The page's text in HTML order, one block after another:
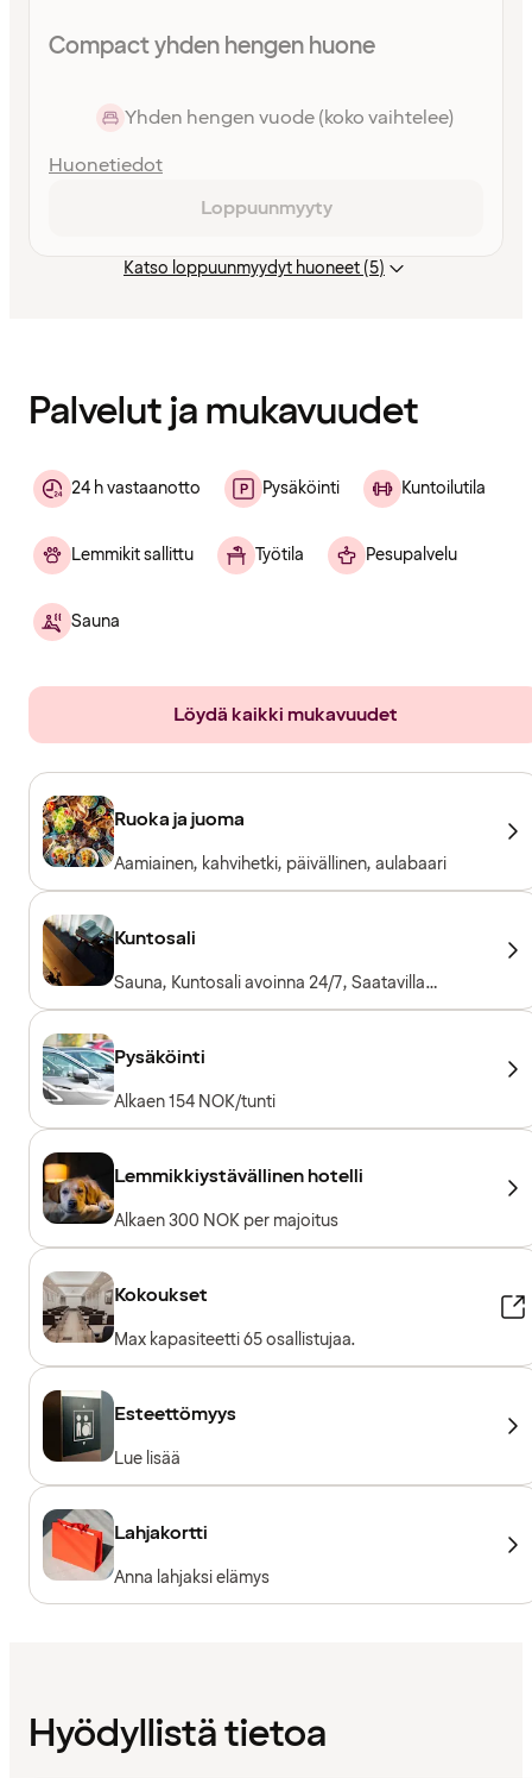
Compact yhden hengen huone
Yhden hengen vuode (koko vaihtelee)
Huonetiedot
Loppuunmyyty
Katso loppuunmyydyt huoneet (5)
Palvelut ja mukavuudet
24 h vastaanotto Pysäköinti Kuntoilutila
Lemmikit sallittu Työtila Pesupalvelu
Sauna
Löydä kaikki mukavuudet
Ruoka ja juoma
Aamiainen, kahvihetki, päivällinen, aulabaari
Kuntosali
Sauna, Kuntosali avoinna 24/7, Saatavilla
pyyhkeitä lainaksi, Kuntosalilaitteet,
Pysäköinti
Alkaen 154 NOK/tunti
Lemmikkiystävällinen hotelli
Alkaen 300 NOK per majoitus
Kokoukset
Max kapasiteetti 65 osallistujaa.
Esteettömyys
Lue lisää
Lahjakortti
Anna lahjaksi elämys
Hyödyllistä tietoa